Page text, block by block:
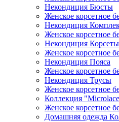
Некондиция Бюсты
Женское корсетное
Некондиция
Женское корсетное
Некондиция Корсеты
Женское корсетное
Некондиция Пояса
Женское корсетное
Некондиция Трусы
Женское корсетное
Коллекция
Женское корсетное
Домашняя одежда